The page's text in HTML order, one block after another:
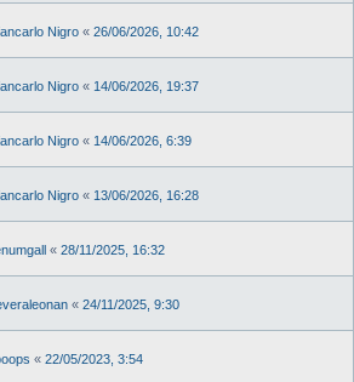
Nigro « 26/06/2026, 10:42
Nigro « 14/06/2026, 19:37
Nigro « 14/06/2026, 6:39
Nigro « 13/06/2026, 16:28
« 28/11/2025, 16:32
« 24/11/2025, 9:30
« 22/05/2023, 3:54